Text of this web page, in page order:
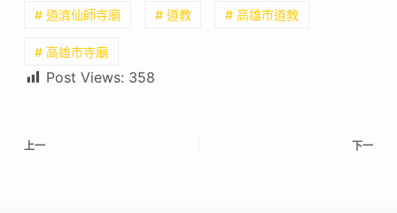
# 道濟仙師寺廟 # 道教 # 高雄市道教
# 高雄市寺廟
Post Views: 358
上一 下一